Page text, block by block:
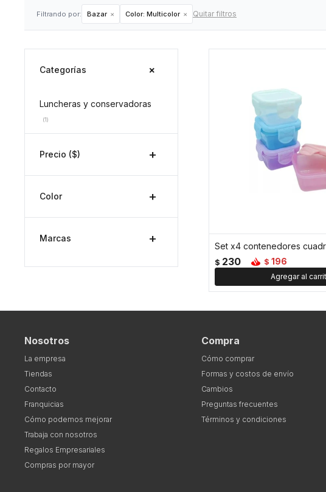
Filtrando por: Bazar Color: Multicolor Quitar filtros
$ 230 $ 196
Categorías
Luncheras y conservadoras
(1)
Precio ($)
Color
Marcas
Nosotros
La empresa
Tiendas
Contacto
Franquicias
Cómo podemos mejorar
Trabaja con nosotros
Regalos Empresariales
Compras por mayor
Compra
Cómo comprar
Formas y costos de envío
Cambios
Preguntas frecuentes
Términos y condiciones